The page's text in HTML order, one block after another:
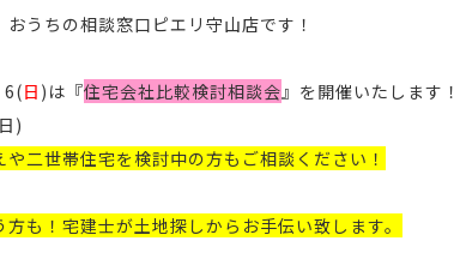
おうちの相談窓口ピエリ守山店です！
6(日 )は『住宅会社比較検討相談会』 を開催いたします！
)
二世帯住宅を検討中の方もご相談ください！
も！宅建士が土地探しからお手伝い致します。